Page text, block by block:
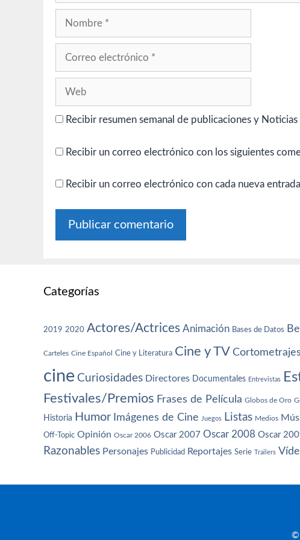
Recibir resumen semanal de publicaciones y Noticias
Recibir un correo electrónico con los siguientes
Recibir un correo electrónico con cada nueva
Categorías
2019 2020 Actores/Actrices Animación Bases de Datos
Carteles Cine Español Cine y Literatura Cine y TV Cortometrajes
cine Curiosidades Directores Documentales Entrevistas
Festivales/Premios Frases de Película Globos de Oro
Historia Humor Imágenes de Cine Juegos Listas Medios
Off-Topic Opinión Oscar 2006 Oscar 2007 Oscar 2008 Oscar
Razonables Personajes Publicidad Reportajes Serie Trailers
©